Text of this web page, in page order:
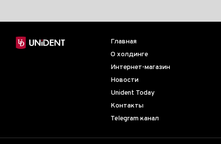
Главная
О холдинге
Интернет-магазин
Новости
Unident Today
Контакты
Telegram канал